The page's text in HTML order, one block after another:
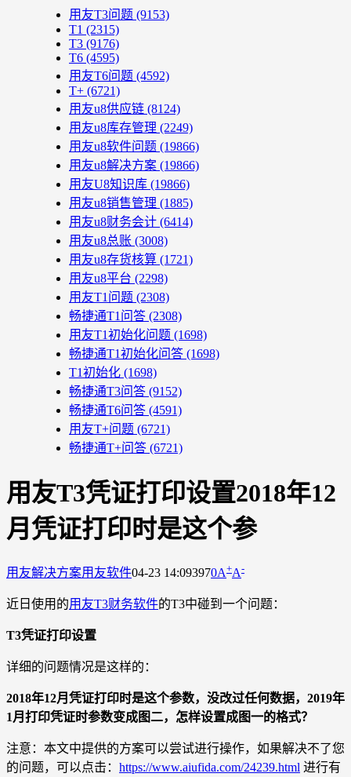
用友T3问题 (9153)
T1 (2315)
T3 (9176)
T6 (4595)
用友T6问题 (4592)
T+ (6721)
用友u8供应链 (8124)
用友u8库存管理 (2249)
用友u8软件问题 (19866)
用友u8解决方案 (19866)
用友U8知识库 (19866)
用友u8销售管理 (1885)
用友u8财务会计 (6414)
用友u8总账 (3008)
用友u8存货核算 (1721)
用友u8平台 (2298)
用友T1问题 (2308)
畅捷通T1问答 (2308)
用友T1初始化问题 (1698)
畅捷通T1初始化问答 (1698)
T1初始化 (1698)
畅捷通T3问答 (9152)
畅捷通T6问答 (4591)
用友T+问题 (6721)
畅捷通T+问答 (6721)
用友T3凭证打印设置2018年12
月凭证打印时是这个参
用友解决方案用友软件04-23 14:093970A+A-
近日使用的用友T3财务软件的T3中碰到一个问题：
T3凭证打印设置
详细的问题情况是这样的：
2018年12月凭证打印时是这个参数，没改过任何数据，2019年
1月打印凭证时参数变成图二，怎样设置成图一的格式？
注意：本文中提供的方案可以尝试进行操作，如果解决不了您
的问题，可以点击： https://www.aiufida.com/24239.html 进行有